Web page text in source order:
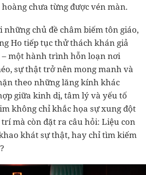
chưa từng được vén màn.
những chủ đề châm biếm tôn giáo,
Ho tiếp tục thử thách khán giả
– một hành trình hỗn loạn nơi
sự thật trở nên mong manh và
theo những lăng kính khác
giữa kinh dị, tâm lý và yếu tố
không chỉ khắc họa sự xung đột
mà còn đặt ra câu hỏi: Liệu con
khát sự thật, hay chỉ tìm kiếm